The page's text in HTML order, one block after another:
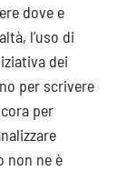
dove e
l’uso di
dei
per scrivere
per
non ne è